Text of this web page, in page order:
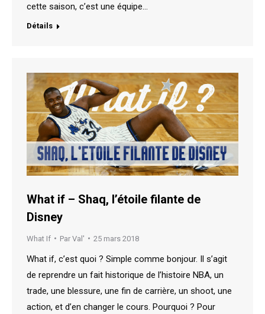
cette saison, c’est une équipe…
Détails
What if – Shaq, l’étoile filante de
Disney
What If Par Val' 25 mars 2018
What if, c’est quoi ? Simple comme bonjour. Il s’agit
de reprendre un fait historique de l’histoire NBA, un
trade, une blessure, une fin de carrière, un shoot, une
action, et d’en changer le cours. Pourquoi ? Pour